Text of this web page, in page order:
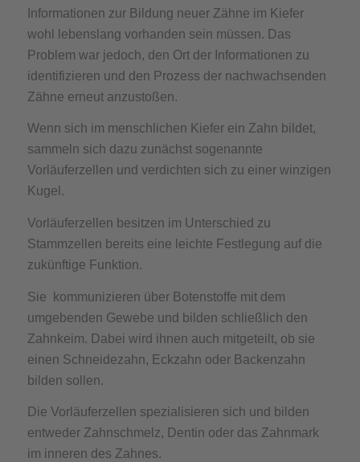
Informationen zur Bildung neuer Zähne im Kiefer
wohl lebenslang vorhanden sein müssen. Das
Problem war jedoch, den Ort der Informationen zu
identifizieren und den Prozess der nachwachsenden
Zähne erneut anzustoßen.
Wenn sich im menschlichen Kiefer ein Zahn bildet,
sammeln sich dazu zunächst sogenannte
Vorläuferzellen und verdichten sich zu einer winzigen
Kugel.
Vorläuferzellen besitzen im Unterschied zu
Stammzellen bereits eine leichte Festlegung auf die
zukünftige Funktion.
Sie kommunizieren über Botenstoffe mit dem
umgebenden Gewebe und bilden schließlich den
Zahnkeim. Dabei wird ihnen auch mitgeteilt, ob sie
einen Schneidezahn, Eckzahn oder Backenzahn
bilden sollen.
Die Vorläuferzellen spezialisieren sich und bilden
entweder Zahnschmelz, Dentin oder das Zahnmark
im inneren des Zahnes.